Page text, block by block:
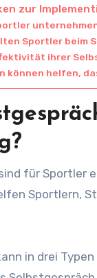
zur
Sportler beim
ihrer
können helfen,
für Sportler
Sportlern,
in drei